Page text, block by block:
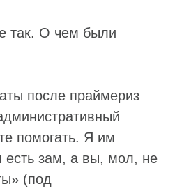
так. О чем были
после праймериз
помогать. Я им
есть зам, а вы, мол, не
(под